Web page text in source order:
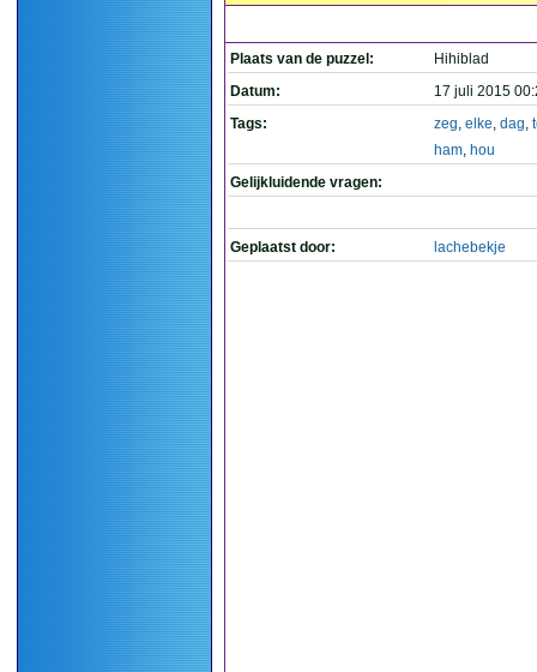
Plaats van de puzzel:
Hihiblad
Datum:
17 juli 2015
Tags:
zeg, elke, dag,
ham, hou
Gelijkluidende vragen:
Geplaatst door: lachebekje